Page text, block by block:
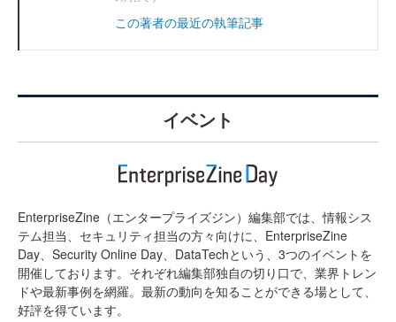
この著者の最近の執筆記事
イベント
EnterpriseZine（エンタープライズジン）編集部では、情報シス
テム担当、セキュリティ担当の方々向けに、EnterpriseZine
Day、Security Online Day、DataTechという、3つのイベントを
開催しております。それぞれ編集部独自の切り口で、業界トレン
ドや最新事例を網羅。最新の動向を知ることができる場として、
好評を得ています。